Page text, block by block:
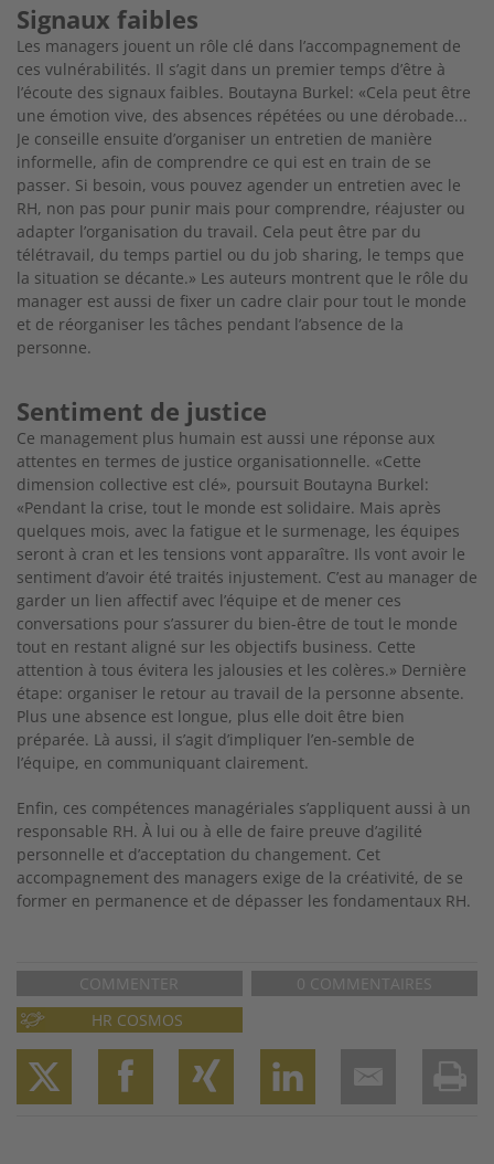
Signaux faibles
Les managers jouent un rôle clé dans l’accompagnement de
ces vulnérabilités. Il s’agit dans un premier temps d’être à
l’écoute des signaux faibles. Boutayna Burkel: «Cela peut être
une émotion vive, des absences répétées ou une dérobade...
Je conseille ensuite d’organiser un entretien de manière
informelle, afin de comprendre ce qui est en train de se
passer. Si besoin, vous pouvez agender un entretien avec le
RH, non pas pour punir mais pour comprendre, réajuster ou
adapter l’organisation du travail. Cela peut être par du
télétravail, du temps partiel ou du job sharing, le temps que
la situation se décante.» Les auteurs montrent que le rôle du
manager est aussi de fixer un cadre clair pour tout le monde
et de réorganiser les tâches pendant l’absence de la
personne.
Sentiment de justice
Ce management plus humain est aussi une réponse aux
attentes en termes de justice organisationnelle. «Cette
dimension collective est clé», poursuit Boutayna Burkel:
«Pendant la crise, tout le monde est solidaire. Mais après
quelques mois, avec la fatigue et le surmenage, les équipes
seront à cran et les tensions vont apparaître. Ils vont avoir le
sentiment d’avoir été traités injustement. C’est au manager de
garder un lien affectif avec l’équipe et de mener ces
conversations pour s’assurer du bien-être de tout le monde
tout en restant aligné sur les objectifs business. Cette
attention à tous évitera les jalousies et les colères.» Dernière
étape: organiser le retour au travail de la personne absente.
Plus une absence est longue, plus elle doit être bien
préparée. Là aussi, il s’agit d’impliquer l’en-semble de
l’équipe, en communiquant clairement.
Enfin, ces compétences managériales s’appliquent aussi à un
responsable RH. À lui ou à elle de faire preuve d’agilité
personnelle et d’acceptation du changement. Cet
accompagnement des managers exige de la créativité, de se
former en permanence et de dépasser les fondamentaux RH.
COMMENTER
0 COMMENTAIRES
HR COSMOS